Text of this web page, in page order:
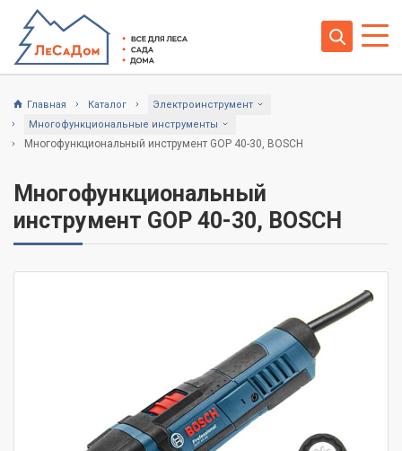
Главная Каталог
Электроинструмент
Многофункциональные инструменты
Многофункциональный инструмент GOP 40-30, BOSCH
Многофункциональный
инструмент GOP 40-30, BOSCH